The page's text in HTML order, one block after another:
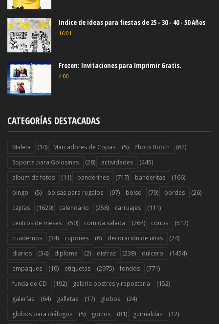
Indice de ideas para fiestas de 25 - 30 - 40 - 50 Años
16:01
Frozen: Invitaciones para Imprimir Gratis.
4:00
CATEGORÍAS DESTACADAS
Maleta (14) Marcadores de Copas (5) Photo Booth (62)
Soporte para Golosinas (28) actividades (445)
album de fotos (11) banderines (717) banderitas (166)
bingo (5) bolsas para regalos (97) bolso (79) bordes (26)
cajitas (1629) calendario (258) carruajes (111)
centros de mesas (50) comida salada (264) conos (512)
cuadernos (34) cupones (6) decoración de uñas (24)
diarios (34) diploma (2) disfraz (238) dulcero (1454)
empaques (10) etiquetas (2975) fondos (771)
funda de CD (192) galería postres y reposteria (152)
galerías (64) galletas (17) globos (24)
globos para diálogos (5) gorros (81) guirnaldas (12)